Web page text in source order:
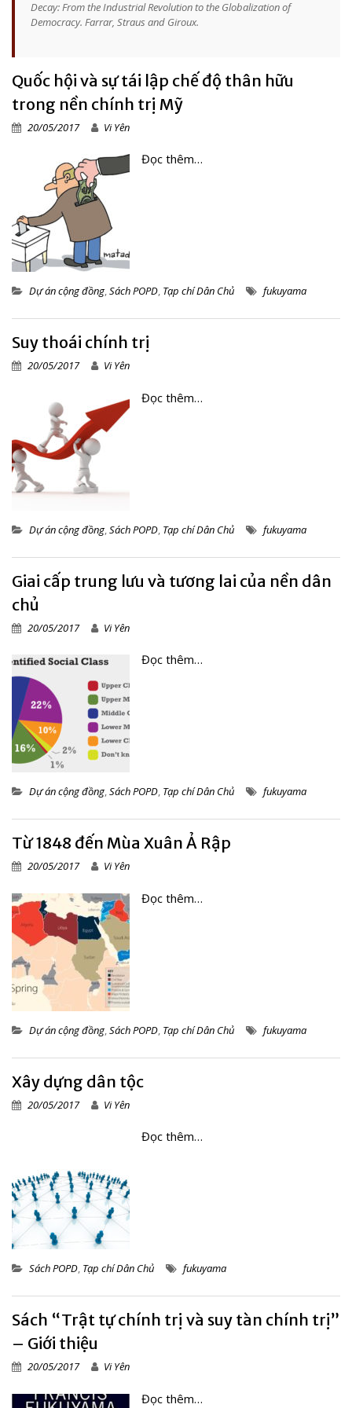
Decay: From the Industrial Revolution to the Globalization of
Democracy. Farrar, Straus and Giroux.
Quốc hội và sự tái lập chế độ thân hữu
trong nền chính trị Mỹ
20/05/2017 Vi Yên
Đọc thêm…
Dự án cộng đồng,Sách POPD, Tạp chí Dân Chủ fukuyama
Suy thoái chính trị
20/05/2017 Vi Yên
Đọc thêm…
Dự án cộng đồng Sách POPD Tạp chí Dân Chủ fukuyama
Giai cấp trung lưu và tương lai của nền dân
chủ
20/05/2017 Vi Yên
Đọc thêm…
Dự án cộng đồng,Sách POPD, Tạp chí Dân Chủ fukuyama
Từ 1848 đến Mùa Xuân Ả Rập
20/05/2017 Vi Yên
Đọc thêm…
Dự án cộng đồng Sách POPD Tạp chí Dân Chủ fukuyama
Xây dựng dân tộc
20/05/2017 Vi Yên
Đọc thêm…
Sách POPD, Tạp chí Dân Chủ fukuyama
Sách “Trật tự chính trị và suy tàn chính trị”
– Giới thiệu
20/05/2017 Vi Yên
Đọc thêm…